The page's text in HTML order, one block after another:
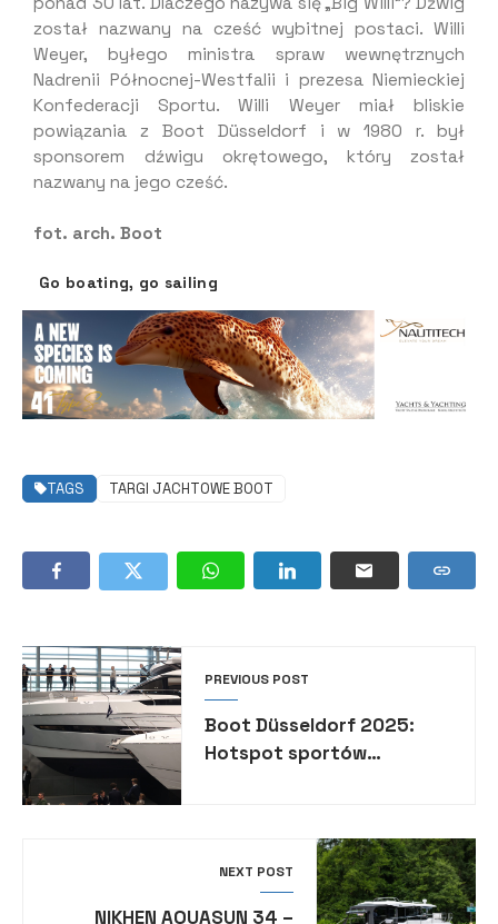
został nazwany na cześć wybitnej postaci. Willi
Weyer, byłego ministra spraw wewnętrznych
Nadrenii Północnej-Westfalii i prezesa Niemieckiej
Konfederacji Sportu. Willi Weyer miał bliskie
powiązania z Boot Düsseldorf i w 1980 r. był
sponsorem dźwigu okrętowego, który został
nazwany na jego cześć.
fot. arch. Boot
Go boating, go sailing
TAGS TARGI JACHTOWE BOOT
PREVIOUS POST
Boot Düsseldorf 2025:
Hotspot sportów
NEXT POST
NIKHEN AQUASUN 34 –